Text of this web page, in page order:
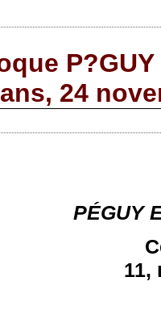
P?GUY
24
PÉGUY
11,